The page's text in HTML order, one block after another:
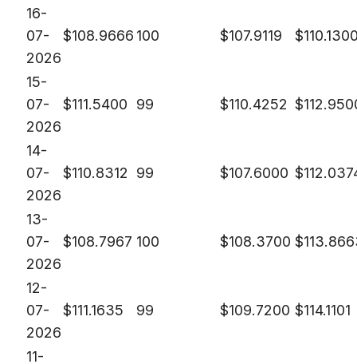
16-
07-
2026
$108.9666 100 $107.9119 $
15-
07-
2026
$111.5400 99 $110.4252 $
14-
07-
2026
$110.8312 99 $107.6000 $
13-
07-
2026
$108.7967 100 $108.3700 $
12-
07-
2026
$111.1635 99 $109.7200 $114.1101
11-